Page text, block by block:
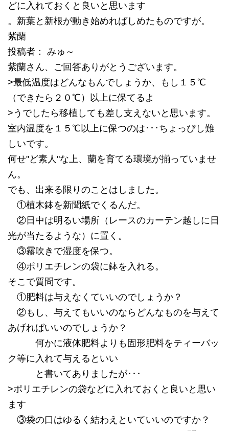
どに入れておくと良いと思います
。新葉と新根が動き始めればしめたものですが。
紫蘭
投稿者： みゅ～
紫蘭さん、ご回答ありがとうございます。
>最低温度はどんなもんでしょうか、もし１５℃
（できたら２０℃）以上に保てるよ
>うでしたら移植しても差し支えないと思います。
室内温度を１５℃以上に保つのは･･･ちょっぴし難
しいです。
何せ"ど素人"な上、蘭を育てる環境が揃っていませ
ん。
でも、出来る限りのことはしました。
①植木鉢を新聞紙でくるんだ。
②日中は明るい場所（レースのカーテン越しに日
光が当たるような）に置く。
③霧吹きで湿度を保つ。
④ポリエチレンの袋に鉢を入れる。
そこで質問です。
①肥料は与えなくていいのでしょうか？
②もし、与えてもいいのならどんなものを与えて
あげればいいのでしょうか？
何かに液体肥料よりも固形肥料をティーバッ
ク等に入れて与えるといい
と書いてありましたが･･･
>ポリエチレンの袋などに入れておくと良いと思い
ます
③袋の口はゆるく結わえといていいのですか？